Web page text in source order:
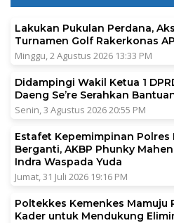
Lakukan Pukulan Perdana,
Turnamen Golf Rakerkonas
Minggu, 2 Agustus 2026 13:33 PM
Didampingi Wakil Ketua 1
Daeng Se’re Serahkan
Senin, 3 Agustus 2026 20:55 PM
Estafet Kepemimpinan Polres
Berganti, AKBP Phunky
Indra Waspada Yuda
Jumat, 31 Juli 2026 19:16 PM
Poltekkes Kemenkes Mamuju
Kader untuk Mendukung